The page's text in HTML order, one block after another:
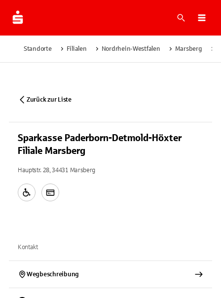
Suche
Standorte Filialen Nordrhein-Westfalen Marsberg
Zurück zur Liste
Sparkasse Paderborn-Detmold-Höxter
Filiale Marsberg
Hauptstr. 28, 34431 Marsberg
Kontakt
Wegbeschreibung